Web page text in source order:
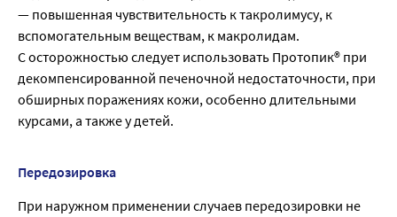
— повышенная чувствительность к такролимусу, к
вспомогательным веществам, к макролидам.
С осторожностью следует использовать Протопик® при
декомпенсированной печеночной недостаточности, при
обширных поражениях кожи, особенно длительными
курсами, а также у детей.
Передозировка
При наружном применении случаев передозировки не